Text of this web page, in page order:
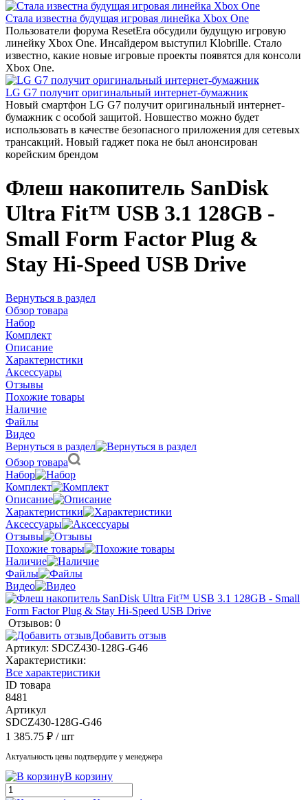
Стала известна будущая игровая линейка Xbox One
Пользователи форума ResetEra обсудили будущую игровую
линейку Xbox One. Инсайдером выступил Klobrille. Стало
известно, какие новые игровые проекты появятся для консоли
Xbox One.
LG G7 получит оригинальный интернет-бумажник
Новый смартфон LG G7 получит оригинальный интернет-
бумажник с особой защитой. Новшество можно будет
использовать в качестве безопасного приложения для сетевых
трансакций. Новый гаджет пока не был анонсирован
корейским брендом
Флеш накопитель SanDisk
Ultra Fit™ USB 3.1 128GB -
Small Form Factor Plug &
Stay Hi-Speed USB Drive
Вернуться в раздел
Обзор товара
Набор
Комплект
Описание
Характеристики
Аксессуары
Отзывы
Похожие товары
Наличие
Файлы
Видео
Вернуться в раздел
Обзор товара
Набор
Комплект
Описание
Характеристики
Аксессуары
Отзывы
Похожие товары
Наличие
Файлы
Видео
Отзывов: 0
Добавить отзыв
Артикул: SDCZ430-128G-G46
Характеристики:
Все характеристики
ID товара
8481
Артикул
SDCZ430-128G-G46
1 385.75 ₽ / шт
Актуальность цены подтвердите у менеджера
В корзину